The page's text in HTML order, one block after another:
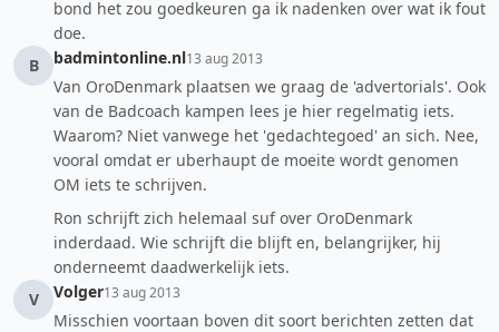
bond het zou goedkeuren ga ik nadenken over wat ik fout
doe.
B
badmintonline.nl13 aug 2013
Van OroDenmark plaatsen we graag de 'advertorials'. Ook
van de Badcoach kampen lees je hier regelmatig iets.
Waarom? Niet vanwege het 'gedachtegoed' an sich. Nee,
vooral omdat er uberhaupt de moeite wordt genomen
OM iets te schrijven.
Ron schrijft zich helemaal suf over OroDenmark
inderdaad. Wie schrijft die blijft en, belangrijker, hij
onderneemt daadwerkelijk iets.
V
Volger13 aug 2013
Misschien voortaan boven dit soort berichten zetten dat